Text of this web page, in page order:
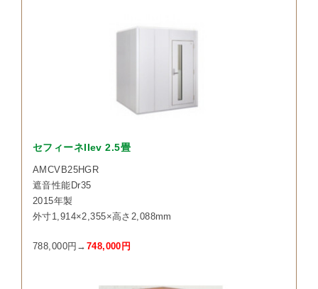
セフィーネIIev 2.5畳
AMCVB25HGR
遮音性能Dr35
2015年製
外寸1,914×2,355×高さ2,088mm
788,000円→ 748,000円